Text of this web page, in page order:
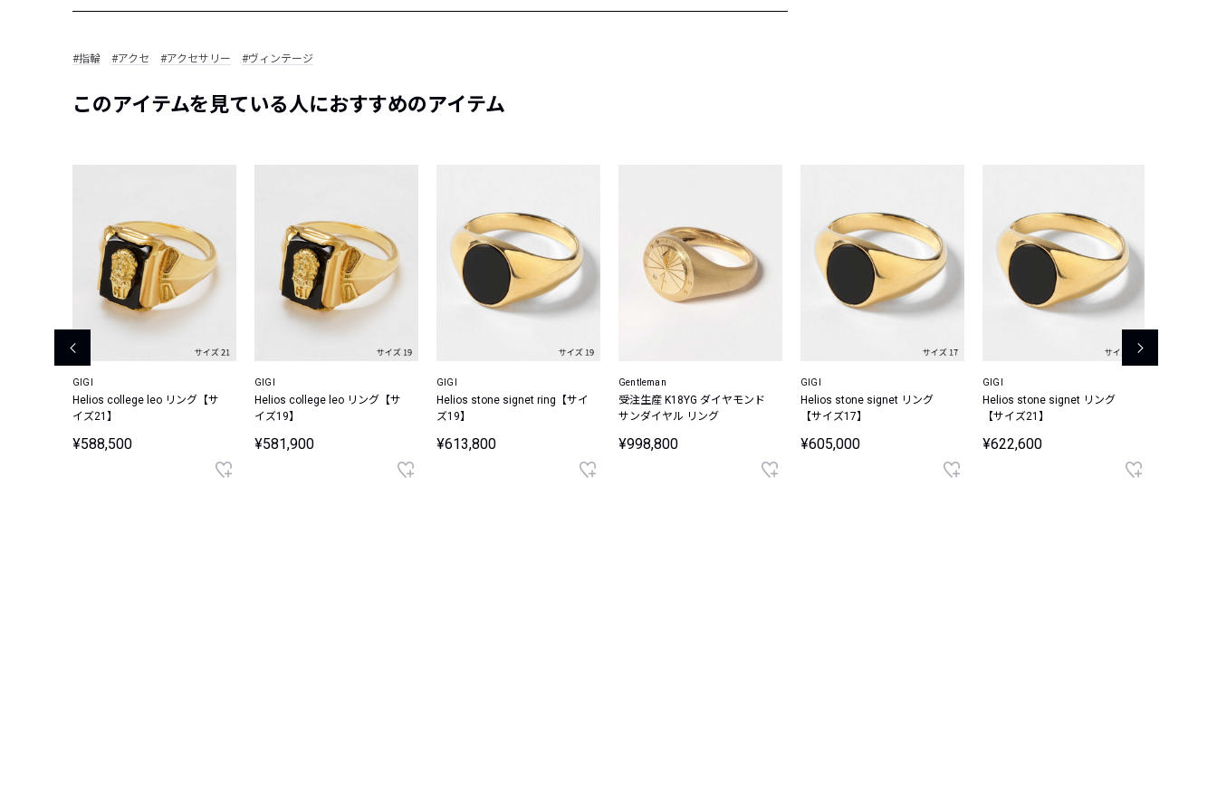
#指輪 #アクセ #アクセサリー #ヴィンテージ
このアイテムを見ている人におすすめのアイテム
GIGI
Helios college leo リング【サ
イズ21】
¥588,500
GIGI
Helios college leo リング【サ
イズ19】
¥581,900
GIGI
Helios stone signet ring【サイ
ズ19】
¥613,800
Gentleman
受注生産 K18YG ダイヤモンド
サンダイヤル リング
¥998,800
GIGI
Helios stone signet リング
【サイズ17】
¥605,000
GIGI
Helios stone signet リング
【サイズ21】
¥622,600